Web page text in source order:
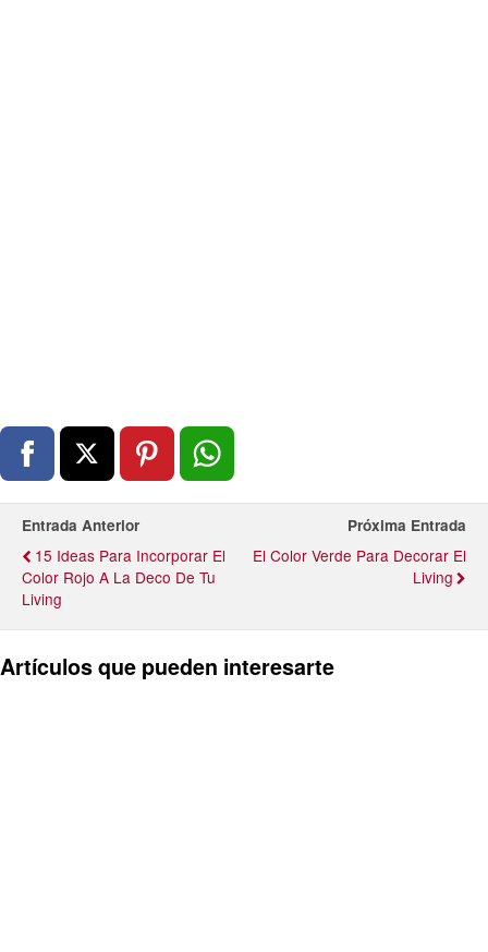
Entrada Anterior
15 Ideas Para Incorporar El
Color Rojo A La Deco De Tu
Living
Próxima Entrada
El Color Verde Para Decorar El
Living
Artículos que pueden interesarte